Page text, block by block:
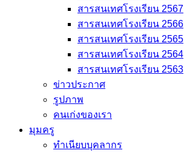
สารสนเทศโรงเรียน 2567
สารสนเทศโรงเรียน 2566
สารสนเทศโรงเรียน 2565
สารสนเทศโรงเรียน 2564
สารสนเทศโรงเรียน 2563
ข่าวประกาศ
รูปภาพ
คนเก่งของเรา
มุมครู
ทำเนียบบุคลากร